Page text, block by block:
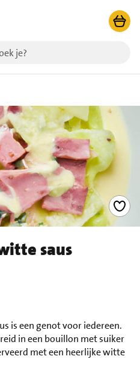
saus
is een genot voor iedereen.
in een bouillon met suiker
met een heerlijke witte